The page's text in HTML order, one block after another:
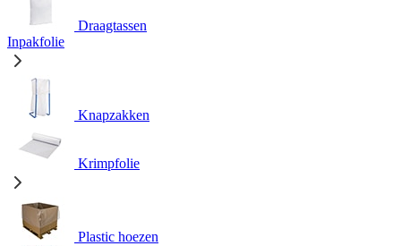
Draagtassen
Inpakfolie
Knapzakken
Krimpfolie
Plastic hoezen